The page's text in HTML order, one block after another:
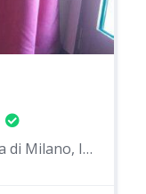
Segrate, città metropolitana di Milano, Italia